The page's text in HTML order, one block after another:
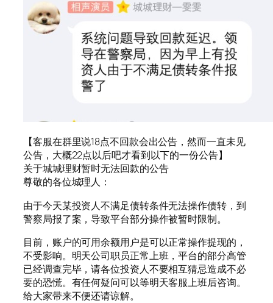
【客服在群里说18点不回款会出公告，然而一直未见
公告，大概22点以后吧才看到以下的一份公告】
关于城城理财暂时无法回款的公告
尊敬的各位城理人：
由于今天某投资人不满足债转条件无法操作债转，到
警察局报了案，导致平台部分操作被暂时限制。
目前，账户的可用余额用户是可以正常操作提现的，
不受影响。明天公司职员正常上班，平台的部分高管
已经调查完毕，请各位投资人不要相互猜忌造成不必
要的恐慌。有任何疑问可以等明天客服上班后咨询。
给大家带来不便还请谅解。